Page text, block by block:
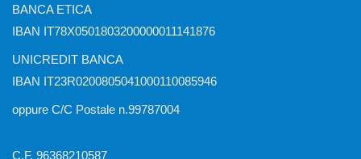
BANCA ETICA
IBAN IT78X0501803200000011141876
UNICREDIT BANCA
IBAN IT23R0200805041000110085946
oppure C/C Postale n.99787004
C.F. 96368210587